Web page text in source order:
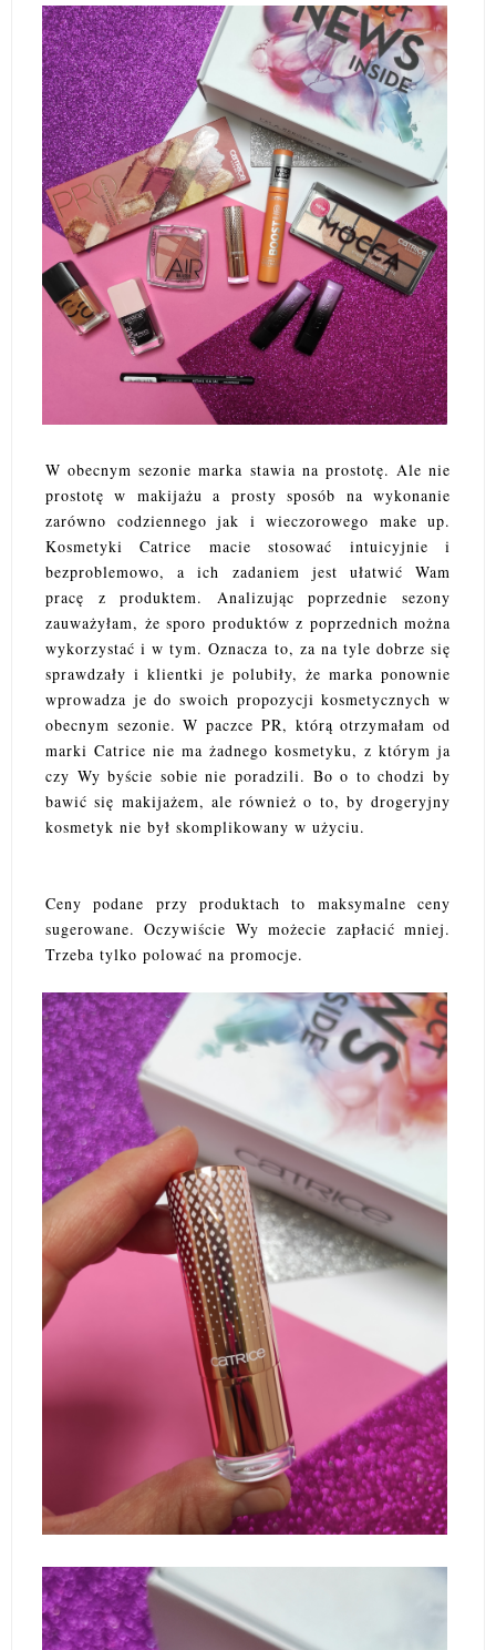
W obecnym sezonie marka stawia na prostotę. Ale nie
prostotę w makijażu a prosty sposób na wykonanie
zarówno codziennego jak i wieczorowego make up.
Kosmetyki Catrice macie stosować intuicyjnie i
bezproblemowo, a ich zadaniem jest ułatwić Wam
pracę z produktem. Analizując poprzednie sezony
zauważyłam, że sporo produktów z poprzednich można
wykorzystać i w tym. Oznacza to, za na tyle dobrze się
sprawdzały i klientki je polubiły, że marka ponownie
wprowadza je do swoich propozycji kosmetycznych w
obecnym sezonie. W paczce PR, którą otrzymałam od
marki Catrice nie ma żadnego kosmetyku, z którym ja
czy Wy byście sobie nie poradzili. Bo o to chodzi by
bawić się makijażem, ale również o to, by drogeryjny
kosmetyk nie był skomplikowany w użyciu.
Ceny podane przy produktach to maksymalne ceny
sugerowane. Oczywiście Wy możecie zapłacić mniej.
Trzeba tylko polować na promocje.